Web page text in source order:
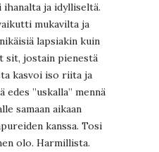
ja idylliseltä.
mukavilta ja
lapsiakin kuin
sit, jostain pienestä
kasvoi iso riita ja
edes ”uskalla” mennä
samaan aikaan
kanssa. Tosi
olo. Harmillista.